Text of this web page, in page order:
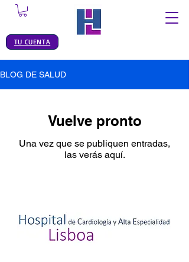
TU CUENTA
BLOG DE SALUD
Vuelve pronto
Una vez que se publiquen entradas,
las verás aquí.